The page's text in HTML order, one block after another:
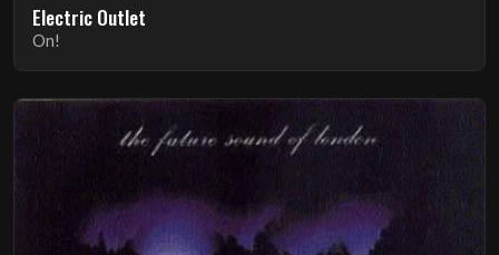
Electric Outlet
On!